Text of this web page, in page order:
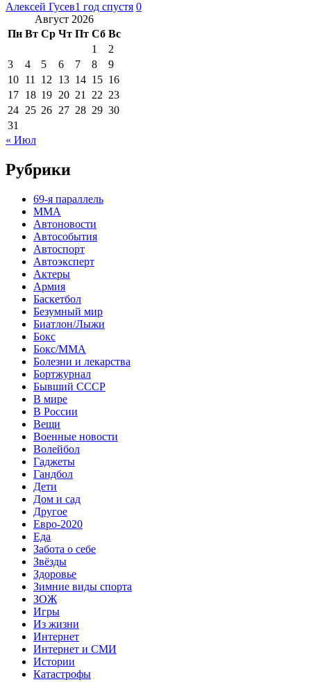
Алексей Гусев1 год спустя 0
Август 2026
Пн Вт Ср Чт Пт Сб Вс
1
2
3
4 5 6 7 8
9
10 11 12 13 14 15 16
17 18 19 20 21 22 23
24 25 26 27 28 29 30
31
« Июл
Рубрики
69-я параллель
MMA
Автоновости
Автособытия
Автоспорт
Автоэксперт
Актеры
Армия
Баскетбол
Безумный мир
Биатлон/Лыжи
Бокс
Бокс/MMA
Болезни и лекарства
Бортжурнал
Бывший СССР
В мире
В России
Вещи
Военные новости
Волейбол
Гаджеты
Гандбол
Дети
Дом и сад
Другое
Евро-2020
Еда
Забота о себе
Звёзды
Здоровье
Зимние виды спорта
ЗОЖ
Игры
Из жизни
Интернет
Интернет и СМИ
Истории
Катастрофы